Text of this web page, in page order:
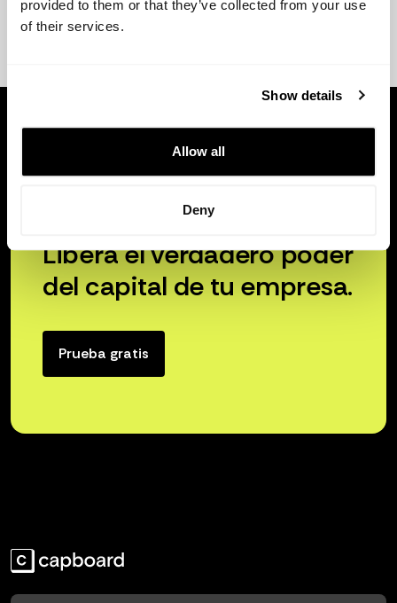
provided to them or that they’ve collected from your use
of their services.
Show details
Allow all
Deny
Libera el verdadero poder
del capital de tu empresa.
Prueba gratis